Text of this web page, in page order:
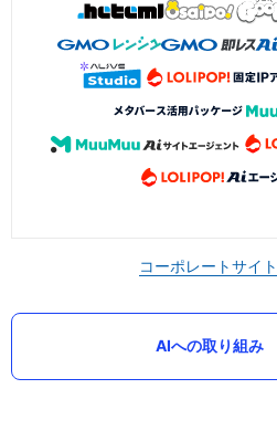
コーポレートサイト
AIへの取り組み